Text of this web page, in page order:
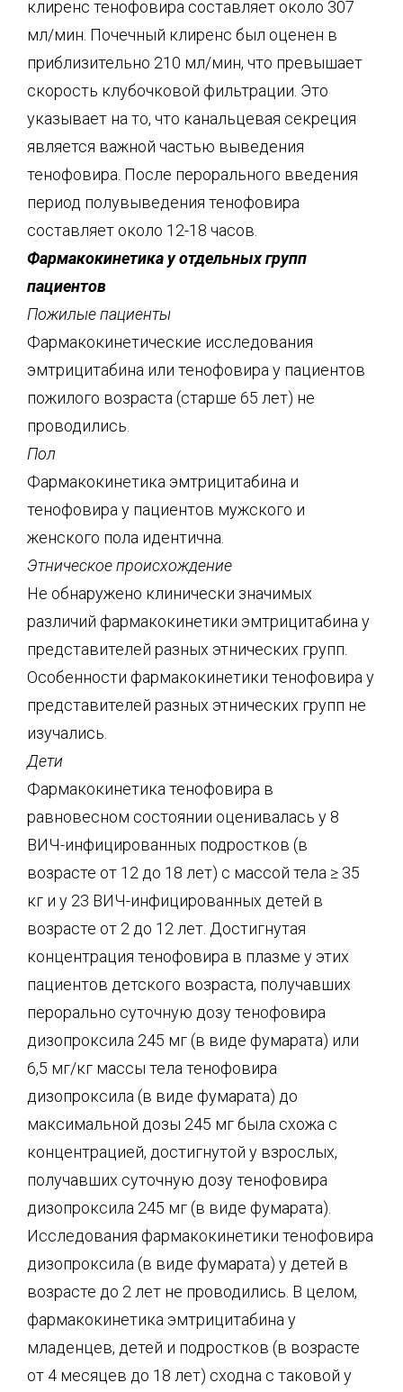
клиренс тенофовира составляет около 307
мл/мин. Почечный клиренс был оценен в
приблизительно 210 мл/мин, что превышает
скорость клубочковой фильтрации. Это
указывает на то, что канальцевая секреция
является важной частью выведения
тенофовира. После перорального введения
период полувыведения тенофовира
составляет около 12-18 часов.
Фармакокинетика у отдельных групп
пациентов
Пожилые пациенты
Фармакокинетические исследования
эмтрицитабина или тенофовира у пациентов
пожилого возраста (старше 65 лет) не
проводились.
Пол
Фармакокинетика эмтрицитабина и
тенофовира у пациентов мужского и
женского пола идентична.
Этническое происхождение
Не обнаружено клинически значимых
различий фармакокинетики эмтрицитабина у
представителей разных этнических групп.
Особенности фармакокинетики тенофовира у
представителей разных этнических групп не
изучались.
Дети
Фармакокинетика тенофовира в
равновесном состоянии оценивалась у 8
ВИЧ-инфицированных подростков (в
возрасте от 12 до 18 лет) с массой тела ≥ 35
кг и у 23 ВИЧ-инфицированных детей в
возрасте от 2 до 12 лет. Достигнутая
концентрация тенофовира в плазме у этих
пациентов детского возраста, получавших
перорально суточную дозу тенофовира
дизопроксила 245 мг (в виде фумарата) или
6,5 мг/кг массы тела тенофовира
дизопроксила (в виде фумарата) до
максимальной дозы 245 мг была схожа с
концентрацией, достигнутой у взрослых,
получавших суточную дозу тенофовира
дизопроксила 245 мг (в виде фумарата).
Исследования фармакокинетики тенофовира
дизопроксила (в виде фумарата) у детей в
возрасте до 2 лет не проводились. В целом,
фармакокинетика эмтрицитабина у
младенцев, детей и подростков (в возрасте
от 4 месяцев до 18 лет) сходна с таковой у